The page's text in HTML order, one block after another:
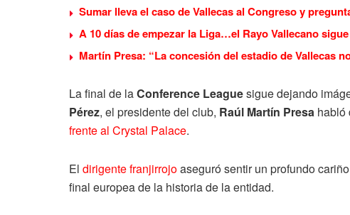
Sumar lleva el caso de Vallecas al Congreso y
A 10 días de empezar la Liga…el Rayo Vallecano
Martín Presa: “La concesión del estadio de Vallecas
La final de laConference Leaguesigue dejando
Pérez, el presidente del club, Raúl Martín Presa habló
frente al Crystal Palace.
El dirigente franjirrojoaseguró sentir un profundo
final europea de la historia de la entidad.